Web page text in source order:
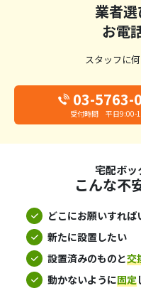
業者
お電
スタッフに
03-5763-
受付時間 平日9:00-
宅配ボッ
こんな不
どこにお願いすれば
新たに設置したい
設置済みのものと交
動かないように固定